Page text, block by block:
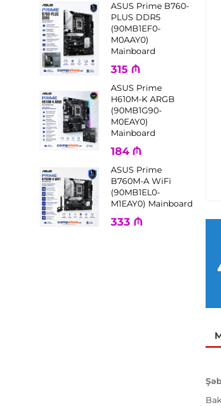
ASUS Prime B760-
PLUS DDR5
(90MB1EF0-
M0AAY0)
Mainboard
315 ₼
ASUS Prime
H610M-K ARGB
(90MB1G90-
M0EAY0)
Mainboard
184 ₼
ASUS Prime
B760M-A WiFi
(90MB1EL0-
M1EAY0) Mainboard
333 ₼